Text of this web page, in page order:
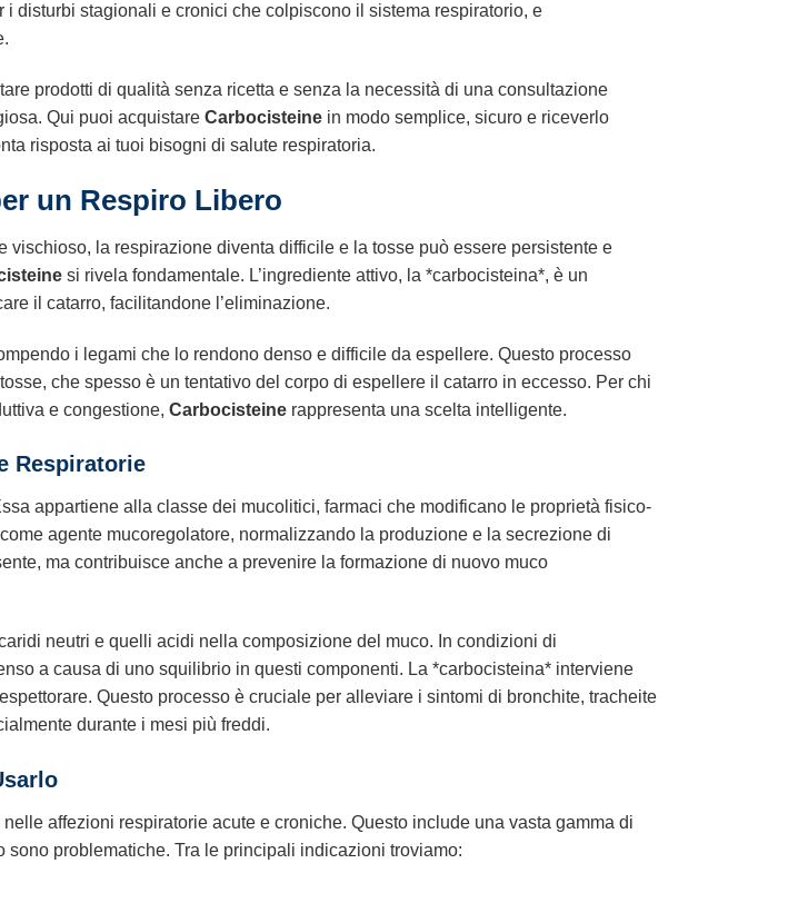
disturbi stagionali e cronici che colpiscono il sistema respiratorio, e
prodotti di qualità senza ricetta e senza la necessità di una consultazione
Qui puoi acquistare Carbocisteine in modo semplice, sicuro e riceverlo
risposta ai tuoi bisogni di salute respiratoria.
un Respiro Libero
la respirazione diventa difficile e la tosse può essere persistente e
si rivela fondamentale. L’ingrediente attivo, la *carbocisteina*, è un
il catarro, facilitandone l’eliminazione.
i legami che lo rendono denso e difficile da espellere. Questo processo
che spesso è un tentativo del corpo di espellere il catarro in eccesso. Per chi
e congestione, Carbocisteine rappresenta una scelta intelligente.
Respiratorie
appartiene alla classe dei mucolitici, farmaci che modificano le proprietà fisico-
agente mucoregolatore, normalizzando la produzione e la secrezione di
ma contribuisce anche a prevenire la formazione di nuovo muco
neutri e quelli acidi nella composizione del muco. In condizioni di
a causa di uno squilibrio in questi componenti. La *carbocisteina* interviene
Questo processo è cruciale per alleviare i sintomi di bronchite, tracheite
durante i mesi più freddi.
affezioni respiratorie acute e croniche. Questo include una vasta gamma di
problematiche. Tra le principali indicazioni troviamo: